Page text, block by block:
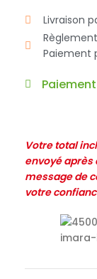
Livraison
Paiement
Votre total
envoyé après
message de
votre